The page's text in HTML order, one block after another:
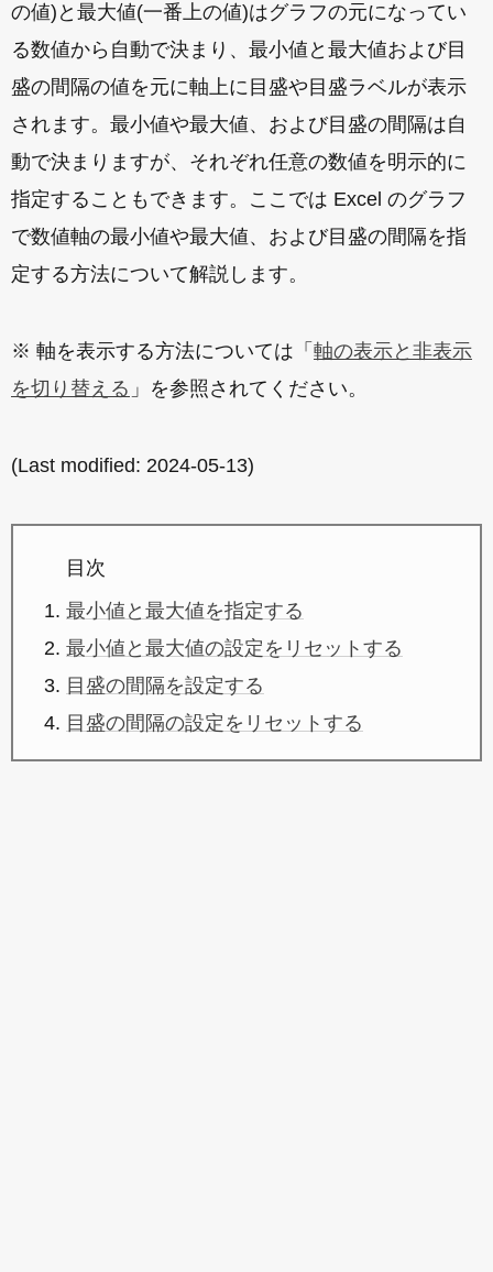
の値)と最大値(一番上の値)はグラフの元になってい
る数値から自動で決まり、最小値と最大値および目
盛の間隔の値を元に軸上に目盛や目盛ラベルが表示
されます。最小値や最大値、および目盛の間隔は自
動で決まりますが、それぞれ任意の数値を明示的に
指定することもできます。ここでは Excel のグラフ
で数値軸の最小値や最大値、および目盛の間隔を指
定する方法について解説します。
※ 軸を表示する方法については「 軸の表示と非表示
を切り替える 」を参照されてください。
(Last modified: 2024-05-13)
目次
最小値と最大値を指定する
最小値と最大値の設定をリセットする
目盛の間隔を設定する
目盛の間隔の設定をリセットする